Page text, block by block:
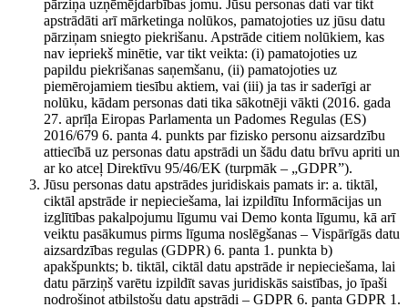
pārziņa uzņēmējdarbības jomu. Jūsu personas dati var tikt
apstrādāti arī mārketinga nolūkos, pamatojoties uz jūsu datu
pārziņam sniegto piekrišanu. Apstrāde citiem nolūkiem, kas
nav iepriekš minētie, var tikt veikta: (i) pamatojoties uz
papildu piekrišanas saņemšanu, (ii) pamatojoties uz
piemērojamiem tiesību aktiem, vai (iii) ja tas ir saderīgi ar
nolūku, kādam personas dati tika sākotnēji vākti (2016. gada
27. aprīļa Eiropas Parlamenta un Padomes Regulas (ES)
2016/679 6. panta 4. punkts par fizisko personu aizsardzību
attiecībā uz personas datu apstrādi un šādu datu brīvu apriti un
ar ko atceļ Direktīvu 95/46/EK (turpmāk – „GDPR”).
Jūsu personas datu apstrādes juridiskais pamats ir: a. tiktāl,
ciktāl apstrāde ir nepieciešama, lai izpildītu Informācijas un
izglītības pakalpojumu līgumu vai Demo konta līgumu, kā arī
veiktu pasākumus pirms līguma noslēgšanas – Vispārīgās datu
aizsardzības regulas (GDPR) 6. panta 1. punkta b)
apakšpunkts; b. tiktāl, ciktāl datu apstrāde ir nepieciešama, lai
datu pārziņš varētu izpildīt savas juridiskās saistības, jo īpaši
nodrošinot atbilstošu datu apstrādi – GDPR 6. panta GDPR 1.